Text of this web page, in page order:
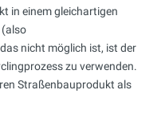
in einem gleichartigen
nicht möglich ist, ist der
zu verwenden.
Straßenbauprodukt als